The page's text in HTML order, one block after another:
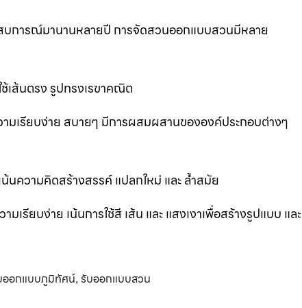
บการณ์มานานหลายปี การจัดสวนออกแบบสวนมีหลาย
เส้นตรง รูปทรงเรขาคณิต
เรียบง่าย สบายๆ มีการผสมผสานขององค์ประกอบต่างๆ
ความคิดสร้างสรรค์ แปลกใหม่ และ ล้ำสมัย
ยบง่าย เน้นการใช้สี เส้น และ แสงเงาเพื่อสร้างรูปแบบ และ
ออกแบบภูมิทัศน์, รับออกแบบสวน